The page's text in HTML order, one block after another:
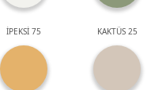
İPEKSİ 75 KAKTÜS 25